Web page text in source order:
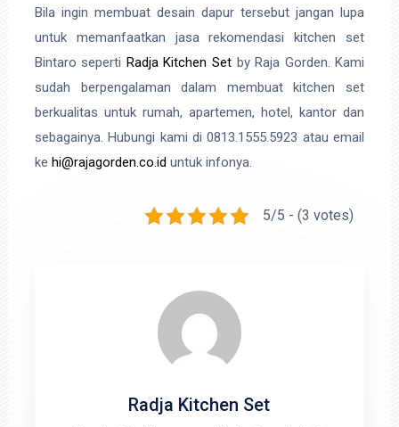
Bila ingin membuat desain dapur tersebut jangan lupa
untuk memanfaatkan jasa rekomendasi kitchen set
Bintaro seperti Radja Kitchen Set by Raja Gorden. Kami
sudah berpengalaman dalam membuat kitchen set
berkualitas untuk rumah, apartemen, hotel, kantor dan
sebagainya. Hubungi kami di 0813.1555.5923 atau email
ke hi@rajagorden.co.id untuk infonya.
5/5 - (3 votes)
Radja Kitchen Set